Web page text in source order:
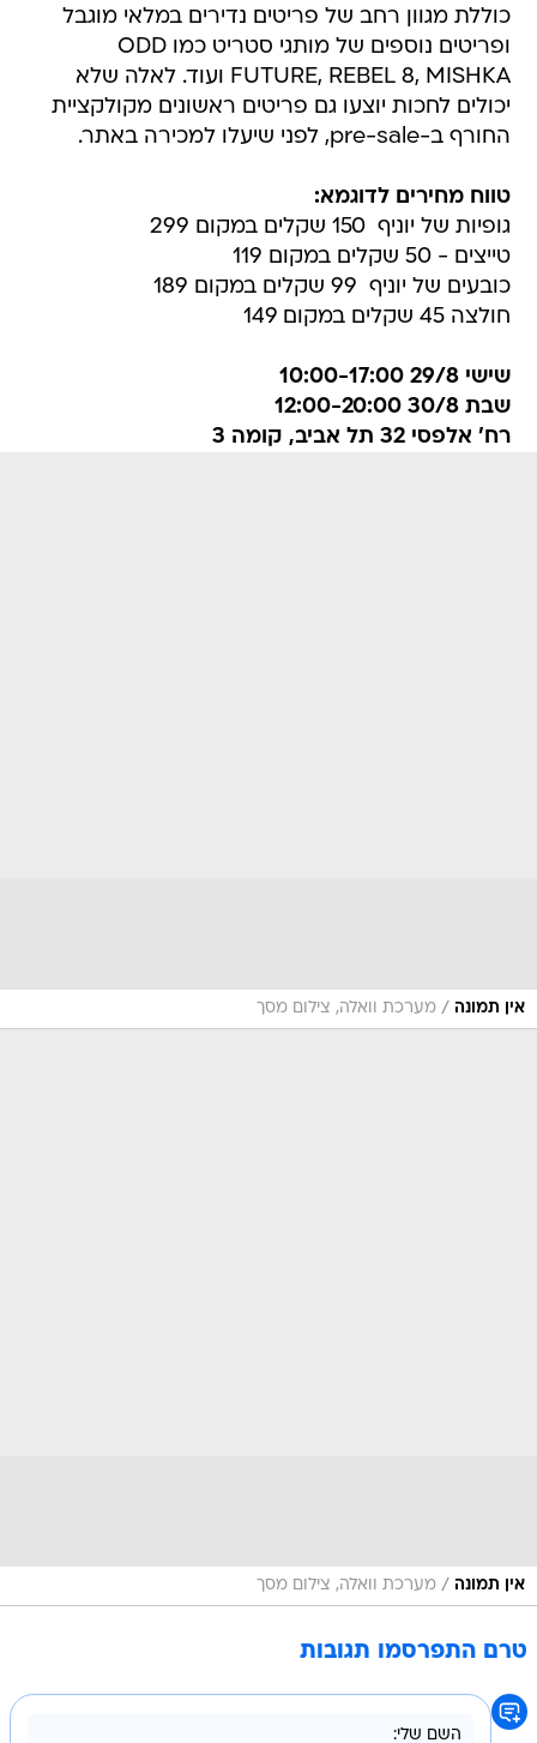
כוללת מגוון רחב של פריטים נדירים במלאי מוגבל
ופריטים נוספים של מותגי סטריט כמו ODD
FUTURE, REBEL 8, MISHKA ועוד. לאלה שלא
יכולים לחכות יוצעו גם פריטים ראשונים מקולקציית
החורף ב-pre-sale, לפני שיעלו למכירה באתר.
טווח מחירים לדוגמא:
גופיות של יוניף  150 שקלים במקום 299
טייצים - 50 שקלים במקום 119
כובעים של יוניף  99 שקלים במקום 189
חולצה 45 שקלים במקום 149
שישי 29/8 10:00-17:00
שבת 30/8 12:00-20:00
רח' אלפסי 32 תל אביב, קומה 3
אין תמונה / מערכת וואלה, צילום מסך
אין תמונה / מערכת וואלה, צילום מסך
טרם התפרסמו תגובות